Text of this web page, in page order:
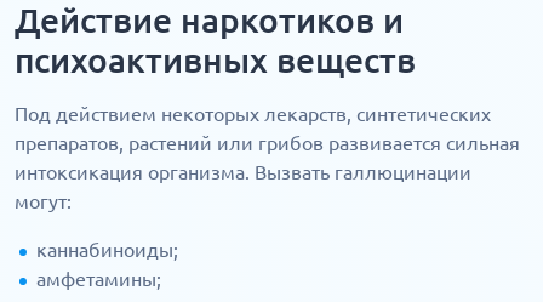
Действие наркотиков и
психоактивных веществ
Под действием некоторых лекарств, синтетических
препаратов, растений или грибов развивается сильная
интоксикация организма. Вызвать галлюцинации
могут:
каннабиноиды;
амфетамины;